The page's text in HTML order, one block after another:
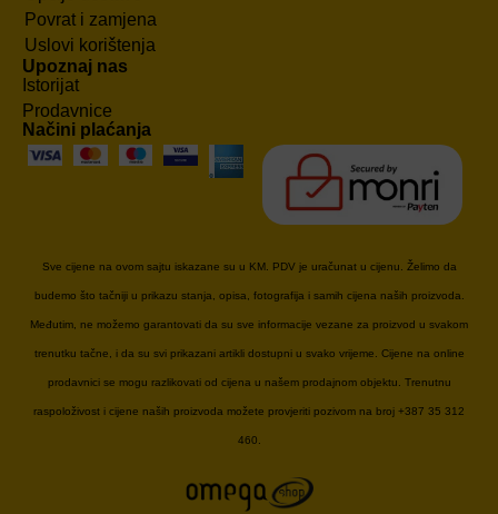
Povrat i zamjena
Uslovi korištenja
Upoznaj nas
Istorijat
Prodavnice
Načini plaćanja
Sve cijene na ovom sajtu iskazane su u KM. PDV je uračunat u cijenu. Želimo da
budemo što tačniji u prikazu stanja, opisa, fotografija i samih cijena naših proizvoda.
Međutim, ne možemo garantovati da su sve informacije vezane za proizvod u svakom
trenutku tačne, i da su svi prikazani artikli dostupni u svako vrijeme. Cijene na online
prodavnici se mogu razlikovati od cijena u našem prodajnom objektu. Trenutnu
raspoloživost i cijene naših proizvoda možete provjeriti pozivom na broj +387 35 312
460.